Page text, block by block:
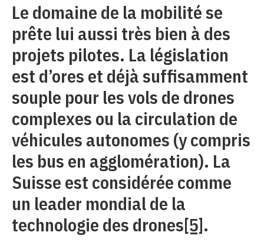
Le domaine de la mobilité se
prête lui aussi très bien à des
projets pilotes. La législation
est d’ores et déjà suffisamment
souple pour les vols de drones
complexes ou la circulation de
véhicules autonomes (y compris
les bus en agglomération). La
Suisse est considérée comme
un leader mondial de la
technologie des drones[5].